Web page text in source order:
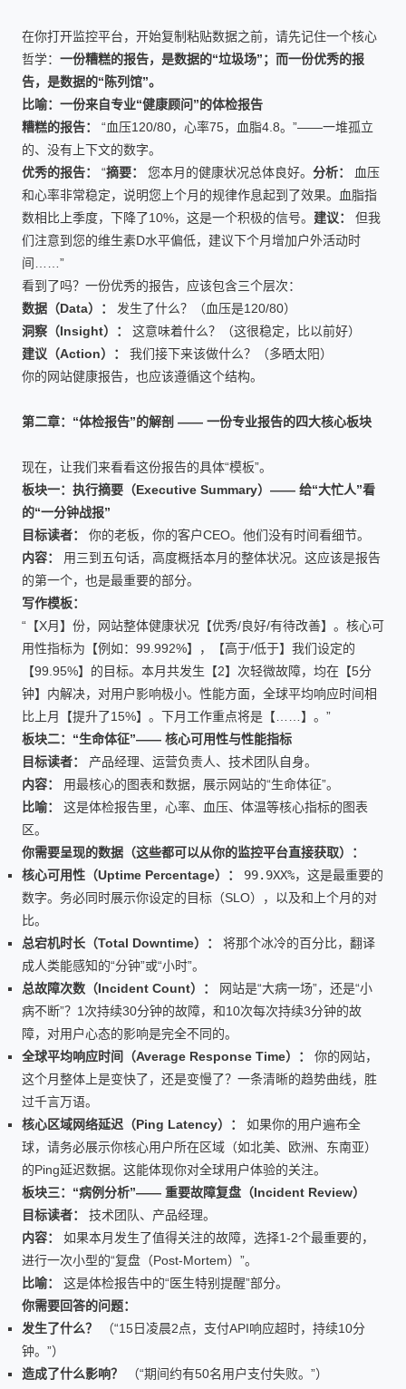
在你打开监控平台，开始复制粘贴数据之前，请先记住一个核心
哲学： 一份糟糕的报告，是数据的“垃圾场”；而一份优秀的报
告，是数据的“陈列馆”。
比喻：一份来自专业“健康顾问”的体检报告
糟糕的报告：
“血压120/80，心率75，血脂4.8。”——一堆孤立
的、没有上下文的数字。
优秀的报告：
“摘要： 您本月的健康状况总体良好。 分析：
血压
和心率非常稳定，说明您上个月的规律作息起到了效果。血脂指
数相比上季度，下降了10%，这是一个积极的信号。 建议：
但我
们注意到您的维生素D水平偏低，建议下个月增加户外活动时
间……”
看到了吗？一份优秀的报告，应该包含三个层次：
数据（Data）：
发生了什么？（血压是120/80）
洞察（Insight）：
这意味着什么？（这很稳定，比以前好）
建议（Action）：
我们接下来该做什么？（多晒太阳）
你的网站健康报告，也应该遵循这个结构。
第二章：“体检报告”的解剖 —— 一份专业报告的四大核心板块
现在，让我们来看看这份报告的具体“模板”。
板块一：执行摘要（Executive Summary）—— 给“大忙人”看
的“一分钟战报”
目标读者：
你的老板，你的客户CEO。他们没有时间看细节。
内容：
用三到五句话，高度概括本月的整体状况。这应该是报告
的第一个，也是最重要的部分。
写作模板：
“【X月】份，网站整体健康状况【优秀/良好/有待改善】。核心可
用性指标为【例如：99.992%】，【高于/低于】我们设定的
【99.95%】的目标。本月共发生【2】次轻微故障，均在【5分
钟】内解决，对用户影响极小。性能方面，全球平均响应时间相
比上月【提升了15%】。下月工作重点将是【……】。”
板块二：“生命体征”—— 核心可用性与性能指标
目标读者：
产品经理、运营负责人、技术团队自身。
内容：
用最核心的图表和数据，展示网站的“生命体征”。
比喻：
这是体检报告里，心率、血压、体温等核心指标的图表
区。
你需要呈现的数据（这些都可以从你的监控平台直接获取）：
核心可用性（Uptime Percentage）：
99.9XX%，这是最重要的
数字。务必同时展示你设定的目标（SLO），以及和上个月的对
比。
总宕机时长（Total Downtime）：
将那个冰冷的百分比，翻译
成人类能感知的“分钟”或“小时”。
总故障次数（Incident Count）：
网站是“大病一场”，还是“小
病不断”？1次持续30分钟的故障，和10次每次持续3分钟的故
障，对用户心态的影响是完全不同的。
全球平均响应时间（Average Response Time）：
你的网站，
这个月整体上是变快了，还是变慢了？一条清晰的趋势曲线，胜
过千言万语。
核心区域网络延迟（Ping Latency）：
如果你的用户遍布全
球，请务必展示你核心用户所在区域（如北美、欧洲、东南亚）
的Ping延迟数据。这能体现你对全球用户体验的关注。
板块三：“病例分析”—— 重要故障复盘（Incident Review）
目标读者：
技术团队、产品经理。
内容：
如果本月发生了值得关注的故障，选择1-2个最重要的，
进行一次小型的“复盘（Post-Mortem）”。
比喻：
这是体检报告中的“医生特别提醒”部分。
你需要回答的问题：
发生了什么？
（“15日凌晨2点，支付API响应超时，持续10分
钟。”）
造成了什么影响？
（“期间约有50名用户支付失败。”）